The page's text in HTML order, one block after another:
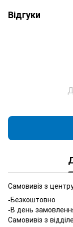
Відгуки
Самовивіз з
-Безкоштовно
-В день
Самовивіз з